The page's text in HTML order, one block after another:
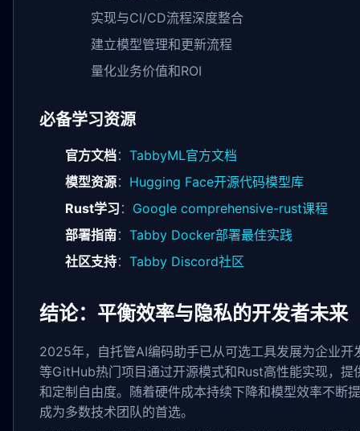
实现与CI/CD流程深度整合
建立模型管理和更新流程
量化业务价值和ROI
必备学习资源
官方文档： TabbyML官方文档
模型资源： Hugging Face开源代码模型库
Rust学习 ： Google comprehensive-rust课程
部署指南： Tabby Docker部署最佳实践
社区支持： Tabby Discord社区
结论：平衡效率与隐私的开发者未来
2025年，自托管AI编码助手已从可选工具发展为企业
等GitHub热门项目通过开源模式和Rust高性能实现，
和定制自由度。随着硬件成本持续下降和模型效率不断
成为多数技术团队的首选。